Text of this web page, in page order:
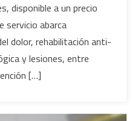
disponible a un precio
servicio abarca
dolor, rehabilitación anti-
y lesiones, entre
[…]